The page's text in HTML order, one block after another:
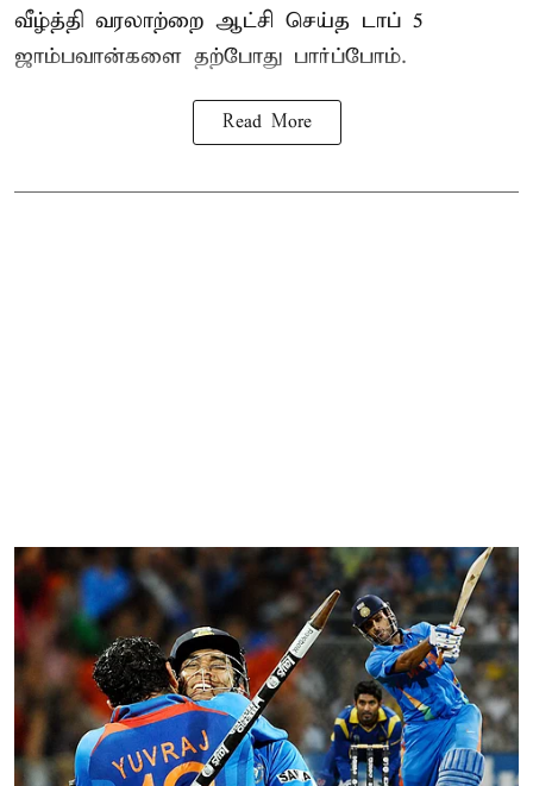
வீழ்த்தி வரலாற்றை ஆட்சி செய்த டாப் 5
ஜாம்பவான்களை தற்போது பார்ப்போம்.
Read More